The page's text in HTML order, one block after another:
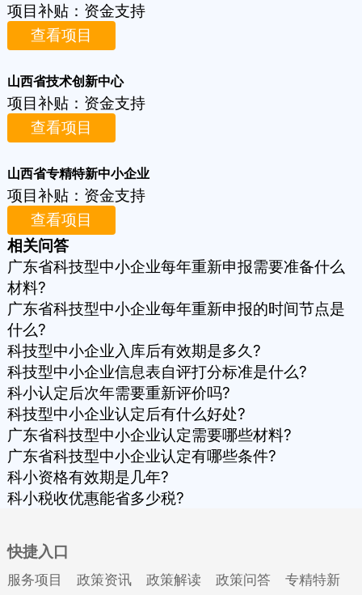
项目补贴： 资金支持
查看项目
山西省技术创新中心
项目补贴： 资金支持
查看项目
山西省专精特新中小企业
项目补贴： 资金支持
查看项目
相关问答
广东省科技型中小企业每年重新申报需要准备什么
材料?
广东省科技型中小企业每年重新申报的时间节点是
什么?
科技型中小企业入库后有效期是多久?
科技型中小企业信息表自评打分标准是什么?
科小认定后次年需要重新评价吗?
科技型中小企业认定后有什么好处?
广东省科技型中小企业认定需要哪些材料?
广东省科技型中小企业认定有哪些条件?
科小资格有效期是几年?
科小税收优惠能省多少税?
快捷入口
服务项目 政策资讯 政策解读 政策问答
专精特新